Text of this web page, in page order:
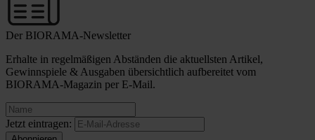
Der BIORAMA-Newsletter
Erhalte in regelmäßigen Abständen die aktuellsten Artikel,
Gewinnspiele & Ausgaben übersichtlich aufbereitet vom
BIORAMA-Magazin per E-Mail.
Jetzt eintragen: